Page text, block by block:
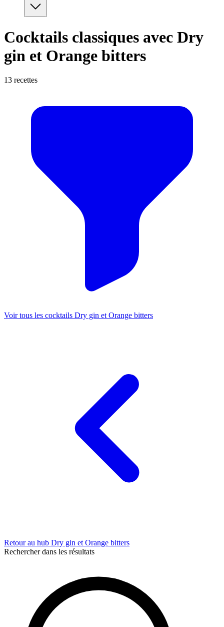
Cocktails classiques avec Dry
gin et Orange bitters
13 recettes
Voir tous les cocktails Dry gin et Orange bitters
Retour au hub Dry gin et Orange bitters
Rechercher dans les résultats